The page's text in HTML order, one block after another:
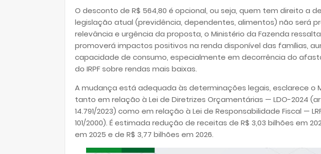
O desconto de R$ 564,80 é opcional, ou seja, quem tem direito a
legislação atual (previdência, dependentes, alimentos) não será
relevância e urgência da proposta, o Ministério da Fazenda
promoverá impactos positivos na renda disponível das famílias,
capacidade de consumo, especialmente em decorrência do
do IRPF sobre rendas mais baixas.
A mudança está adequada às determinações legais, esclarece o
tanto em relação à Lei de Diretrizes Orçamentárias — LDO-2024
14.791/2023) como em relação à Lei de Responsabilidade Fiscal —
101/2000). É estimada redução de receitas de R$ 3,03 bilhões em
em 2025 e de R$ 3,77 bilhões em 2026.